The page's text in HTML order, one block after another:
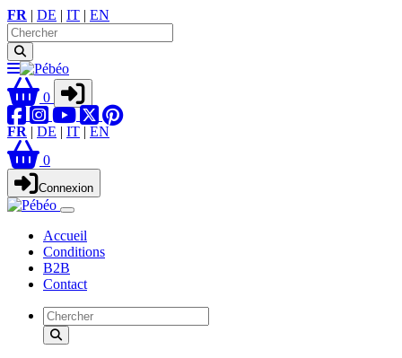
FR | DE | IT | EN
0
FR | DE | IT | EN
0
Connexion
Accueil
Conditions
B2B
Contact